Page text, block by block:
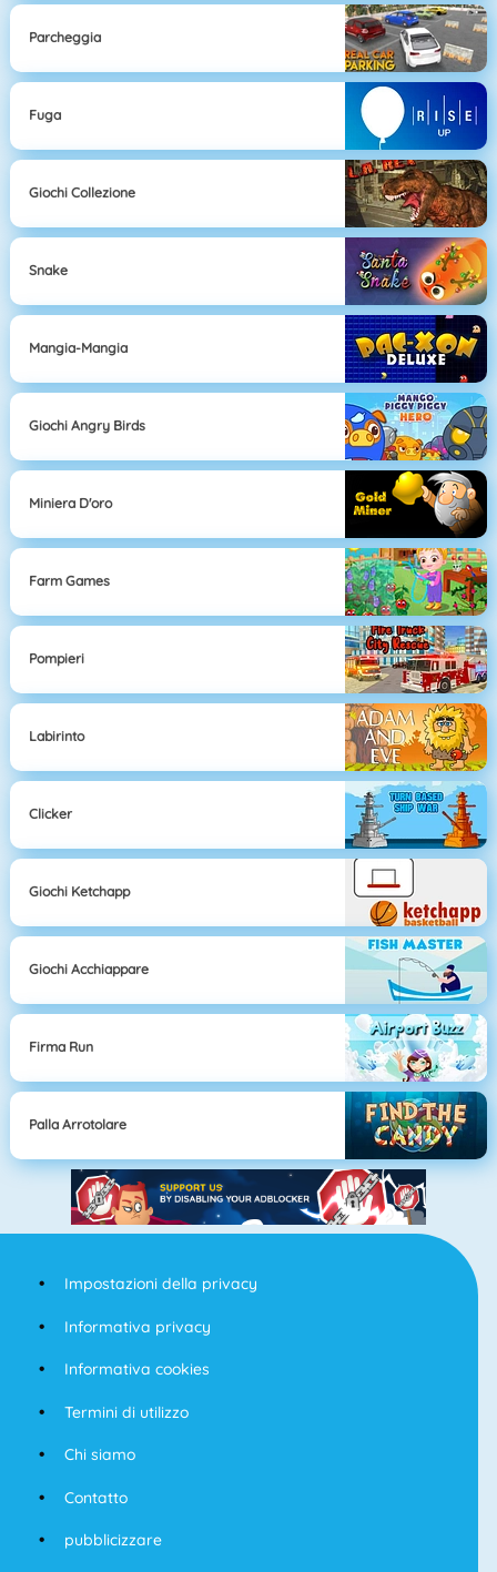
Parcheggia
Fuga
Giochi Collezione
Snake
Mangia-Mangia
Giochi Angry Birds
Miniera D'oro
Farm Games
Pompieri
Labirinto
Clicker
Giochi Ketchapp
Giochi Acchiappare
Firma Run
Palla Arrotolare
Impostazioni della privacy
Informativa privacy
Informativa cookies
Termini di utilizzo
Chi siamo
Contatto
pubblicizzare